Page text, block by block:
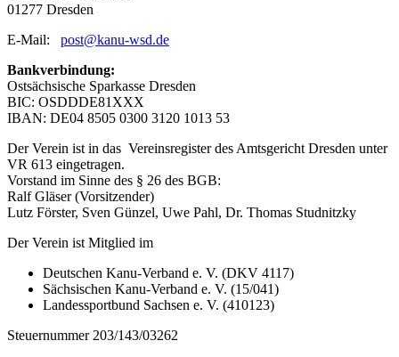
01277 Dresden
E-Mail: post@kanu-wsd.de
Bankverbindung:
Ostsächsische Sparkasse Dresden
BIC: OSDDDE81XXX
IBAN: DE04 8505 0300 3120 1013 53
Der Verein ist in das Vereinsregister des Amtsgericht Dresden unter
VR 613 eingetragen.
Vorstand im Sinne des § 26 des BGB:
Ralf Gläser (Vorsitzender)
Lutz Förster, Sven Günzel, Uwe Pahl, Dr. Thomas Studnitzky
Der Verein ist Mitglied im
Deutschen Kanu-Verband e. V. (DKV 4117)
Sächsischen Kanu-Verband e. V. (15/041)
Landessportbund Sachsen e. V. (410123)
Steuernummer 203/143/03262